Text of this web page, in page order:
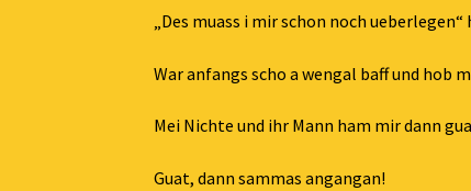
„Des muass i mir schon noch
War anfangs scho a wengal baff und hob
Mei Nichte und ihr Mann ham mir dann
Guat, dann sammas angangan!